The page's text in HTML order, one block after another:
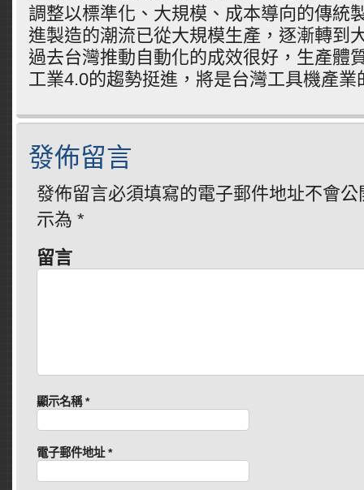
調整以標準化、大規模、成本導向的傳統
進製造的潮流已從大規模生產，逐漸轉到
過去台灣推動自動化的成效很好，生產體
工業4.0的趨勢挺進，將是台灣工具機產業
發佈留言
發佈留言必須填寫的電子郵件地址不會公
示為 *
留言
顯示名稱*
電子郵件地址*